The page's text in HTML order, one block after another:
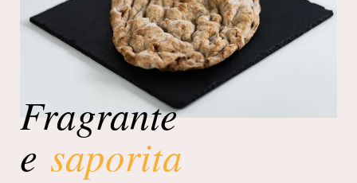
Fragrante
e saporita